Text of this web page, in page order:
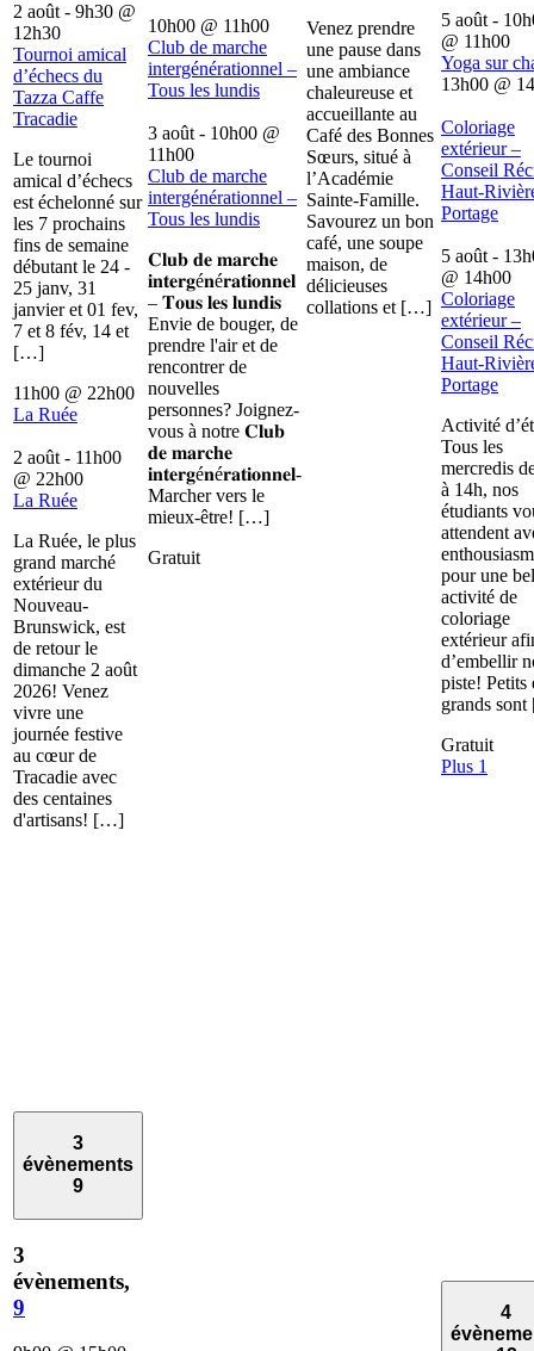
2 août - 9h30 @
12h30
Tournoi amical
d’échecs du
Tazza Caffe
Tracadie
Le tournoi
amical d’échecs
est échelonné sur
les 7 prochains
fins de semaine
débutant le 24 -
25 janv, 31
janvier et 01 fev,
7 et 8 fév, 14 et
[…]
11h00 @ 22h00
La Ruée
2 août - 11h00
@ 22h00
La Ruée
La Ruée, le plus
grand marché
extérieur du
Nouveau-
Brunswick, est
de retour le
dimanche 2 août
2026! Venez
vivre une
journée festive
au cœur de
Tracadie avec
des centaines
d'artisans! […]
10h00 @ 11h00
Club de marche
intergénérationnel –
Tous les lundis
3 août - 10h00 @
11h00
Club de marche
intergénérationnel –
Tous les lundis
𝐂𝐥𝐮𝐛 𝐝𝐞 𝐦𝐚𝐫𝐜𝐡𝐞
𝐢𝐧𝐭𝐞𝐫𝐠é𝐧é𝐫𝐚𝐭𝐢𝐨𝐧𝐧𝐞𝐥
– 𝐓𝐨𝐮𝐬 𝐥𝐞𝐬 𝐥𝐮𝐧𝐝𝐢𝐬
Envie de bouger, de
prendre l'air et de
rencontrer de
nouvelles
personnes? Joignez-
vous à notre 𝐂𝐥𝐮𝐛
𝐝𝐞 𝐦𝐚𝐫𝐜𝐡𝐞
𝐢𝐧𝐭𝐞𝐫𝐠é𝐧é𝐫𝐚𝐭𝐢𝐨𝐧𝐧𝐞𝐥-
Marcher vers le
mieux-être! […]
Gratuit
Venez prendre
une pause dans
une ambiance
chaleureuse et
accueillante au
Café des Bonnes
Sœurs, situé à
l’Académie
Sainte-Famille.
Savourez un bon
café, une soupe
maison, de
délicieuses
collations et […]
5 août -
@ 11h00
Yoga sur
13h00 @
Coloriage
extérieur –
Conseil
Haut-
Portage
5 août -
@ 14h00
Coloriage
extérieur –
Conseil
Haut-
Portage
Activité
Tous les
mercredis
à 14h, nos
étudiants
attendent
pour une
activité de
coloriage
extérieur
d’embellir
piste! Petits
grands
Gratuit
Plus 1
3
évènements
9
3
évènements,
9
4